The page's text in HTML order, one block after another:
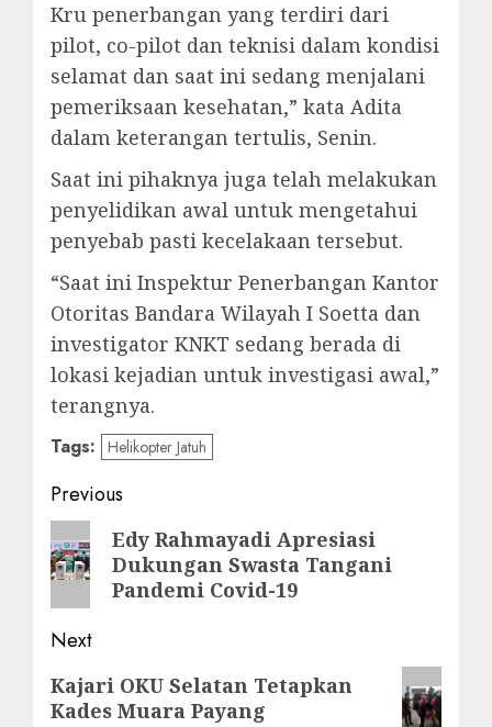
Kru penerbangan yang terdiri dari
pilot, co-pilot dan teknisi dalam kondisi
selamat dan saat ini sedang menjalani
pemeriksaan kesehatan,” kata Adita
dalam keterangan tertulis, Senin.
Saat ini pihaknya juga telah melakukan
penyelidikan awal untuk mengetahui
penyebab pasti kecelakaan tersebut.
“Saat ini Inspektur Penerbangan Kantor
Otoritas Bandara Wilayah I Soetta dan
investigator KNKT sedang berada di
lokasi kejadian untuk investigasi awal,”
terangnya.
Tags: Helikopter Jatuh
Post
navigation
Previous
Previous
post:
Edy Rahmayadi Apresiasi
Dukungan Swasta Tangani
Pandemi Covid-19
Next
Next
post:
Kajari OKU Selatan Tetapkan
Kades Muara Payang